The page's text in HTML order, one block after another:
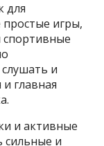
для
игры,
спортивные
и
главная
и активные
сильные и